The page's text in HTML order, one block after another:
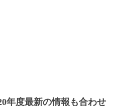
年度最新の情報も合わせ